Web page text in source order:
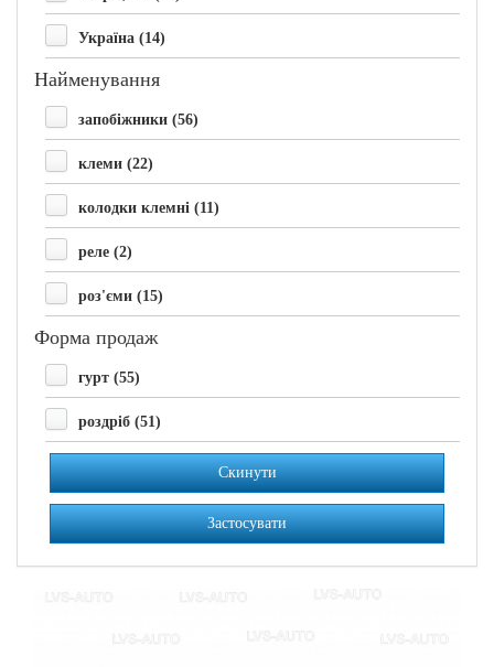
Україна (14)
Найменування
запобіжники (56)
клеми (22)
колодки клемні (11)
реле (2)
роз'єми (15)
Форма продаж
гурт (55)
роздріб (51)
Скинути
Застосувати